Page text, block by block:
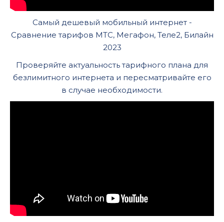
Самый дешевый мобильный интернет -
Сравнение тарифов МТС, Мегафон, Теле2, Билайн
2023
Проверяйте актуальность тарифного плана для
безлимитного интернета и пересматривайте его
в случае необходимости.